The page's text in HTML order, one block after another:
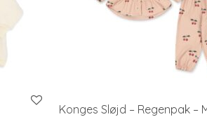
Konges Sløjd – Regenpak –